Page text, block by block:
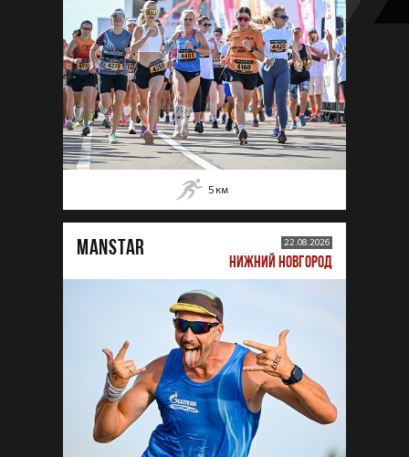
5 км
MANSTAR 22.08.2026
НИЖНИЙ НОВГОРОД